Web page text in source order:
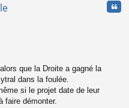
que la Droite a gagné la
dans la foulée.
si le projet date de leur
faire démonter.